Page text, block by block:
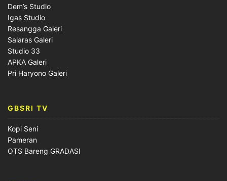
Dem’s Studio
Igas Studio
Resangga Galeri
Salaras Galeri
Studio 33
APKA Galeri
Pri Haryono Galeri
GBSRI TV
Kopi Seni
Pameran
OTS Bareng GRADASI